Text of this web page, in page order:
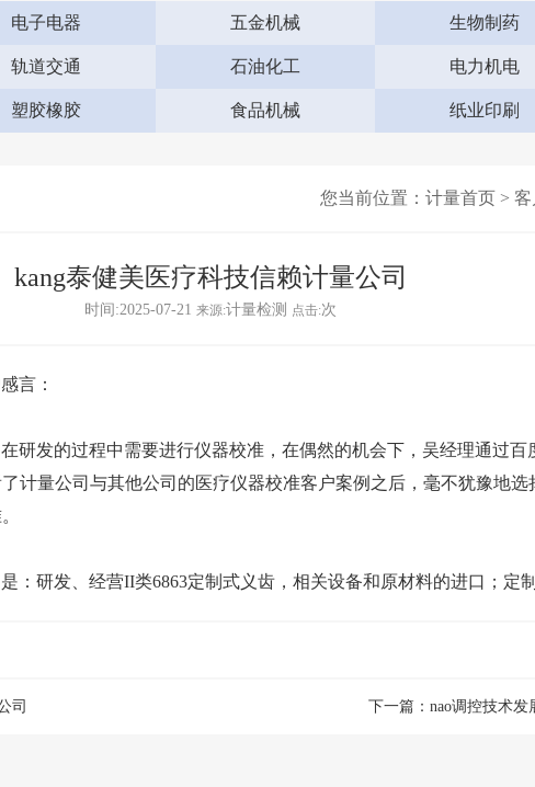
电子电器 五金机械 生物制药
轨道交通 石油化工 电力机电
塑胶橡胶 食品机械 纸业印刷
您当前位置： 计量首页 > 客
kang泰健美医疗科技信赖计量公司
时间:2025-07-21 来源:计量检测 点击:次
言：
研发的过程中需要进行仪器校准，在偶然的机会下，吴经理通过百
计量公司与其他公司的医疗仪器校准客户案例 之后，毫不犹豫地
：研发、经营II类6863定制式义齿，相关设备和原材料的进口；定
司 下一篇： nao调控技术发